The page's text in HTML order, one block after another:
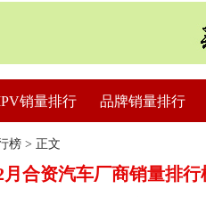
销量排行 品牌销量排行
榜 > 正文
月合资汽车厂商销量排行